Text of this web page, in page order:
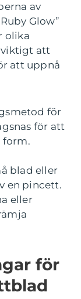
av
Glow”
olika
viktigt att
att uppnå
för
för att
form.
blad eller
en pincett.
eller
för